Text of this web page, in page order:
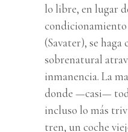
lo libre, en lugar
condicionamiento
(Savater), se haga
sobrenatural
inmanencia. La
donde —casi—
incluso lo más
tren, un coche